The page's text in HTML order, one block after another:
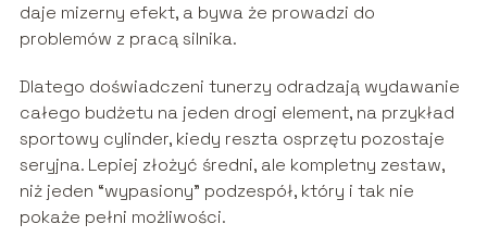
daje mizerny efekt, a bywa że prowadzi do
problemów z pracą silnika.
Dlatego doświadczeni tunerzy odradzają wydawanie
całego budżetu na jeden drogi element, na przykład
sportowy cylinder, kiedy reszta osprzętu pozostaje
seryjna. Lepiej złożyć średni, ale kompletny zestaw,
niż jeden “wypasiony” podzespół, który i tak nie
pokaże pełni możliwości.